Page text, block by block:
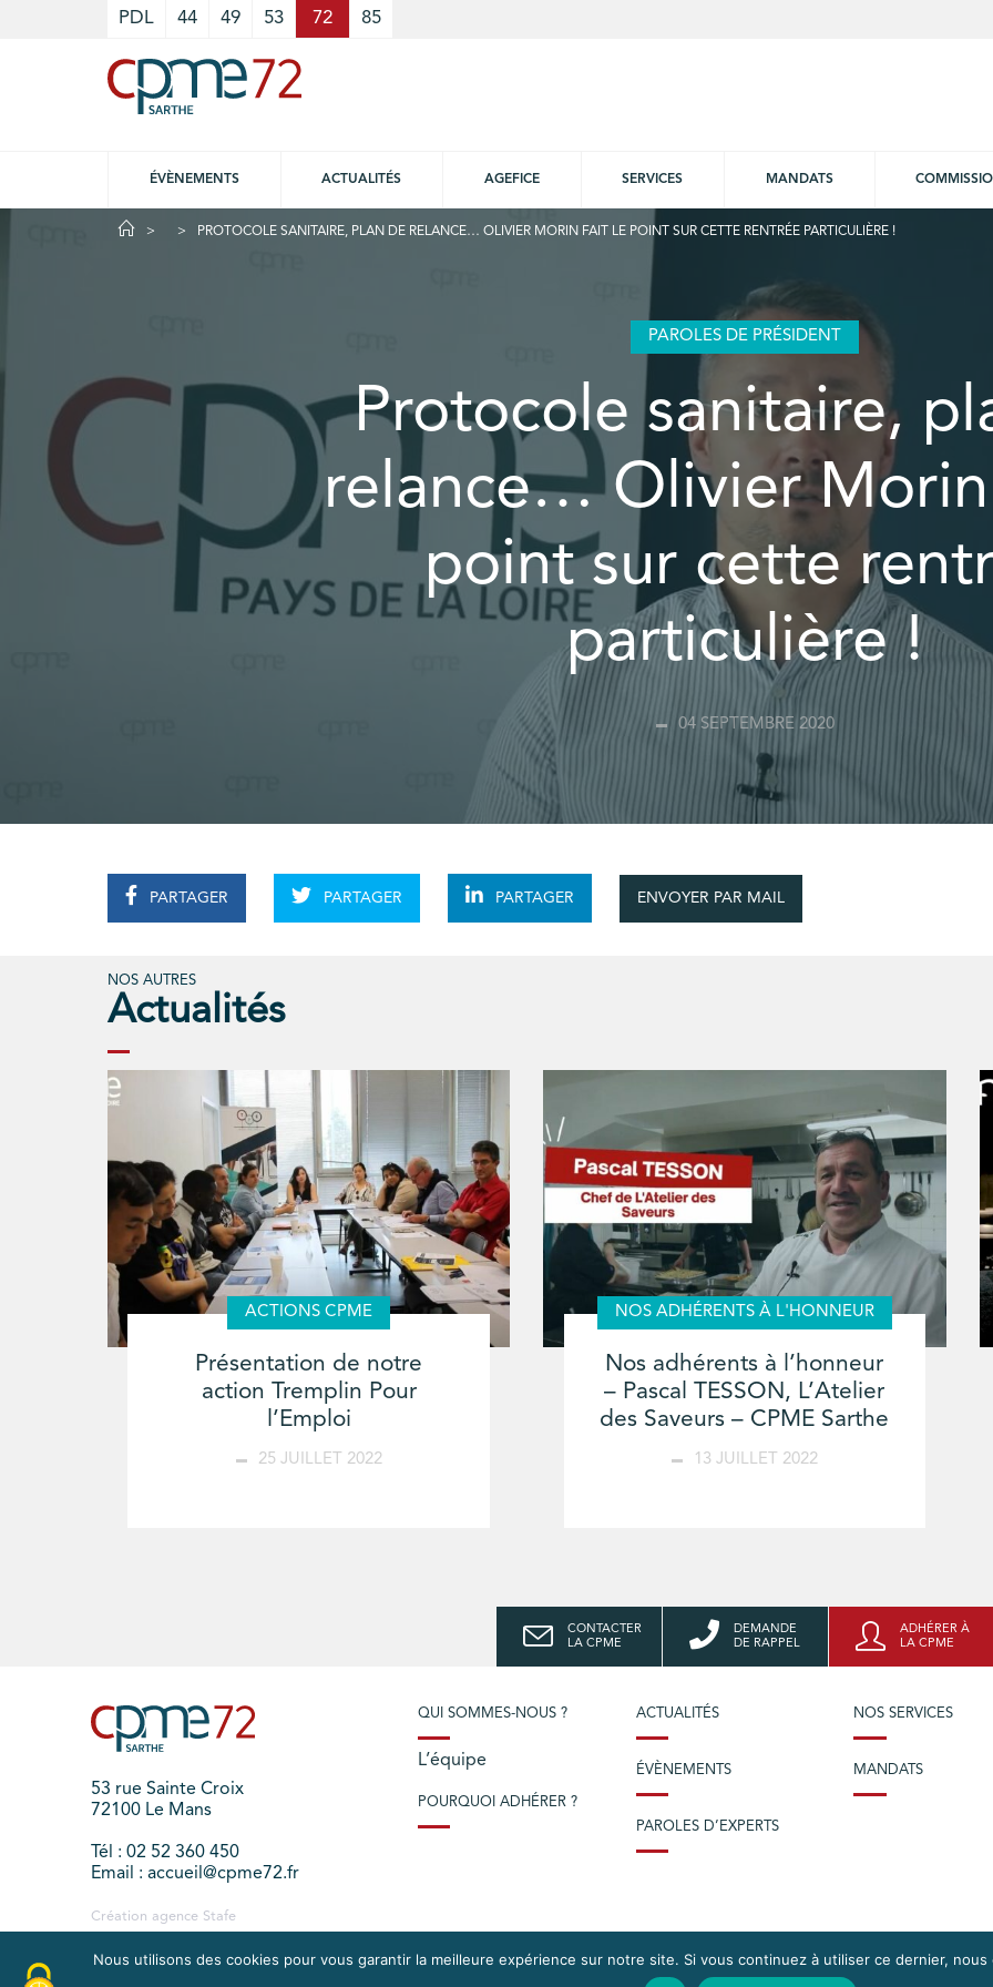
PDL 44 49 53 72 85
ÉVÈNEMENTS ACTUALITÉS AGEFICE SERVICES MANDATS
PROTOCOLE SANITAIRE, PLAN DE RELANCE… OLIVIER MORIN FAIT LE POINT SUR CETTE RENTRÉE PARTICULIÈRE !
PAROLES DE PRÉSIDENT
Protocole sanitaire,
relance… Olivier
point sur cette
particulière !
04 SEPTEMBRE 2020
PARTAGER PARTAGER PARTAGER ENVOYER PAR MAIL
NOS AUTRES
Actualités
ACTIONS CPME
Présentation de notre
action Tremplin Pour
l’Emploi
25 JUILLET 2022
NOS ADHÉRENTS À L'HONNEUR
Nos adhérents à l’honneur
– Pascal TESSON, L’Atelier
des Saveurs – CPME Sarthe
13 JUILLET 2022
CONTACTER
LA CPME
DEMANDE
DE RAPPEL
ADHÉRER À
LA CPME
53 rue Sainte Croix
72100 Le Mans
Tél : 02 52 360 450
Email : accueil@cpme72.fr
Création agence Stafe
QUI SOMMES-NOUS ?
L’équipe
POURQUOI ADHÉRER ?
ACTUALITÉS
ÉVÈNEMENTS
PAROLES D’EXPERTS
NOS SERVICES
MANDATS
Nous utilisons des cookies pour vous garantir la meilleure expérience sur notre site. Si vous continuez à utiliser ce dernier,
Cookies management panel